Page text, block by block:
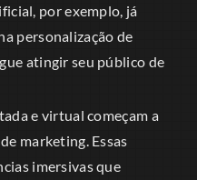
por exemplo, já
personalização de
atingir seu público de
e virtual começam a
marketing. Essas
imersivas que